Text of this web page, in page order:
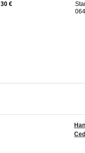
30 €